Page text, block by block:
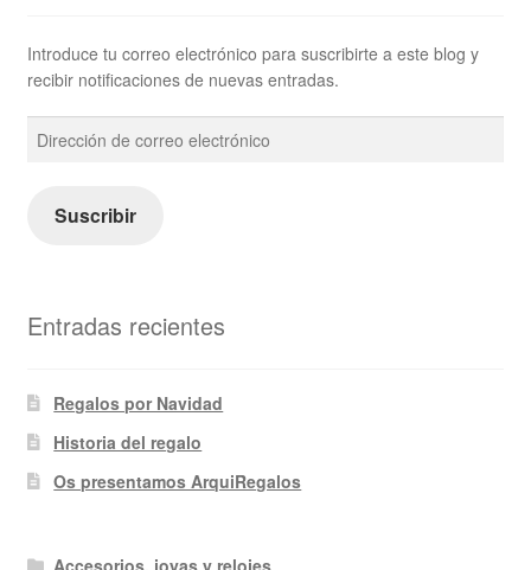
Introduce tu correo electrónico para suscribirte a este blog y
recibir notificaciones de nuevas entradas.
de
electrónico
Suscribir
Entradas recientes
Regalos por Navidad
Historia del regalo
Os presentamos ArquiRegalos